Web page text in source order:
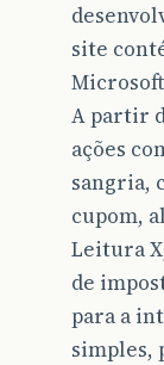
site
A partir
ações
sangria,
cupom,
Leitura
de
para a
simples,